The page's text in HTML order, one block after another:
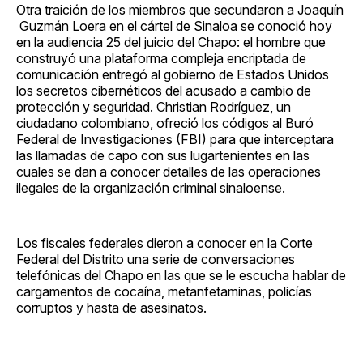
Otra traición de los miembros que secundaron a Joaquín
Guzmán Loera en el cártel de Sinaloa se conoció hoy
en la audiencia 25 del juicio del Chapo: el hombre que
construyó una plataforma compleja encriptada de
comunicación entregó al gobierno de Estados Unidos
los secretos cibernéticos del acusado a cambio de
protección y seguridad. Christian Rodríguez, un
ciudadano colombiano, ofreció los códigos al Buró
Federal de Investigaciones (FBI) para que interceptara
las llamadas de capo con sus lugartenientes en las
cuales se dan a conocer detalles de las operaciones
ilegales de la organización criminal sinaloense.
Los fiscales federales dieron a conocer en la Corte
Federal del Distrito una serie de conversaciones
telefónicas del Chapo en las que se le escucha hablar de
cargamentos de cocaína, metanfetaminas, policías
corruptos y hasta de asesinatos.